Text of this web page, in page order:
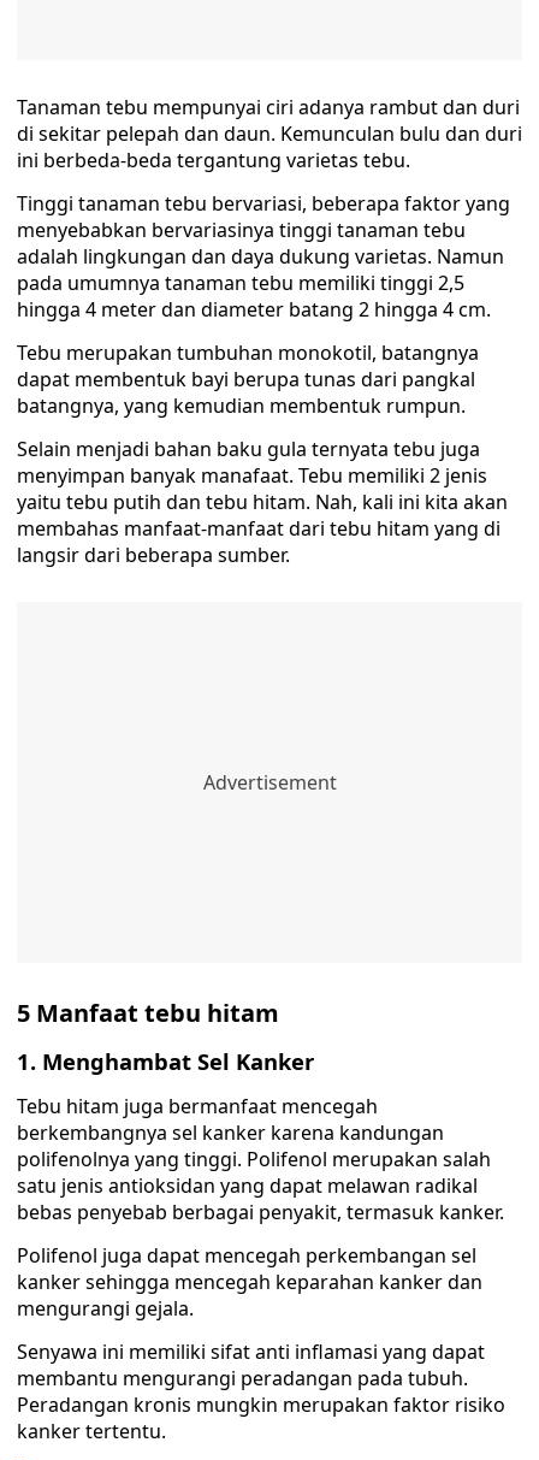
Tanaman tebu mempunyai ciri adanya rambut dan duri
di sekitar pelepah dan daun. Kemunculan bulu dan duri
ini berbeda-beda tergantung varietas tebu.
Tinggi tanaman tebu bervariasi, beberapa faktor yang
menyebabkan bervariasinya tinggi tanaman tebu
adalah lingkungan dan daya dukung varietas. Namun
pada umumnya tanaman tebu memiliki tinggi 2,5
hingga 4 meter dan diameter batang 2 hingga 4 cm.
Tebu merupakan tumbuhan monokotil, batangnya
dapat membentuk bayi berupa tunas dari pangkal
batangnya, yang kemudian membentuk rumpun.
Selain menjadi bahan baku gula ternyata tebu juga
menyimpan banyak manafaat. Tebu memiliki 2 jenis
yaitu tebu putih dan tebu hitam. Nah, kali ini kita akan
membahas manfaat-manfaat dari tebu hitam yang di
langsir dari beberapa sumber.
5 Manfaat tebu hitam
1. Menghambat Sel Kanker
Tebu hitam juga bermanfaat mencegah
berkembangnya sel kanker karena kandungan
polifenolnya yang tinggi. Polifenol merupakan salah
satu jenis antioksidan yang dapat melawan radikal
bebas penyebab berbagai penyakit, termasuk kanker.
Polifenol juga dapat mencegah perkembangan sel
kanker sehingga mencegah keparahan kanker dan
mengurangi gejala.
Senyawa ini memiliki sifat anti inflamasi yang dapat
membantu mengurangi peradangan pada tubuh.
Peradangan kronis mungkin merupakan faktor risiko
kanker tertentu.